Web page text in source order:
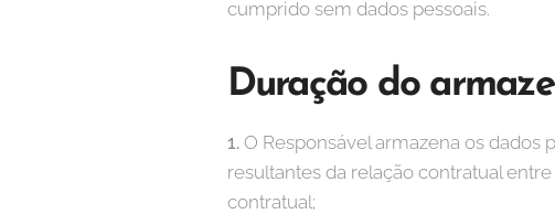
cumprido sem dados pessoais.
Duração do
1. O Responsável armazena os
resultantes da relação contratual
contratual;